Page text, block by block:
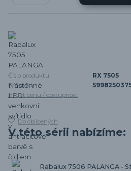
Číslo produktu:
RX 7505
EAN kód:
Hlídat cenu / dostupnost
Do oblíbených
V této sérii nabízíme:
Rabalux 7506 PALANGA -